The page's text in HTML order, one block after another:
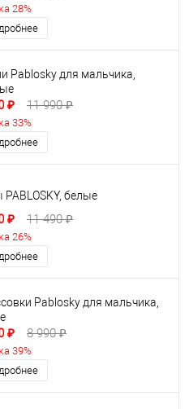
28%
Pablosky для мальчика,
₽ 11 990 ₽
33%
PABLOSKY, белые
₽ 11 490 ₽
26%
Pablosky для мальчика,
₽ 8 990 ₽
39%